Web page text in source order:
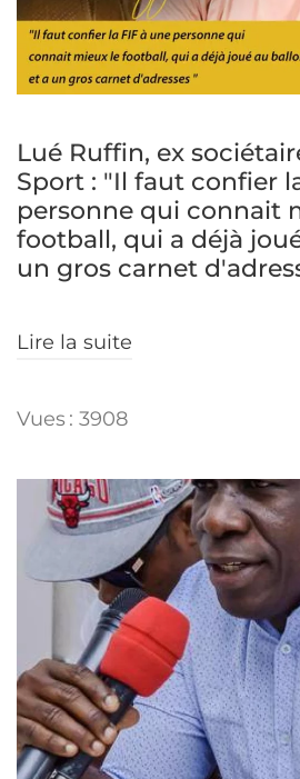
Lué Ruffin, ex
Sport : "Il faut confier
personne qui connait
football, qui a déjà
un gros carnet
Lire la suite
Vues : 3908